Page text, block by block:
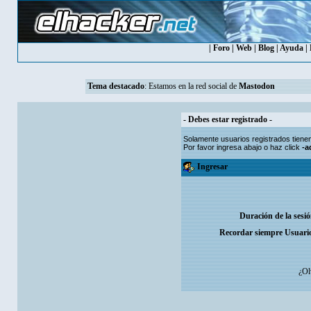
Foro Web Blog Ayuda
Tema destacado: Estamos en la red social de Mastodon
- Debes estar registrado -
Solamente usuariosregistrados
Por favor ingresa abajo o haz click-
Ingresar
Duración de la
Recordar siempre